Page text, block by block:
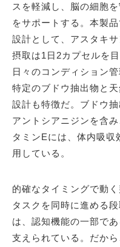
スを軽減し、脳の細胞を
をサポートする。本製
設計として、アスタキ
摂取は1日2カプセルを
日々のコンディション
特定のブドウ抽出物と
設計も特徴だ。ブドウ
アントシアニジンを含
タミンEには、体内吸
用している。
的確なタイミングで動
タスクを同時に進める
は、認知機能の一部で
支えられている。だか